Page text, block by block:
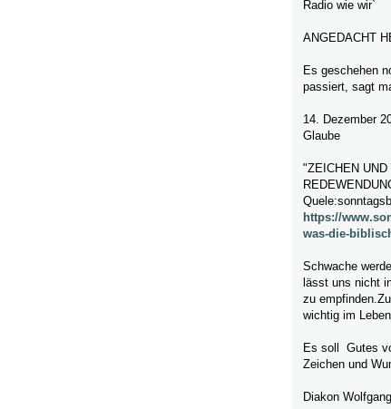
Radio wie wir`
ANGEDACHT
Es geschehen
passiert, sagt
14. Dezember
Glaube
"ZEICHEN
https://
was-die-
Schwache
lässt uns nicht
zu
wichtig im
Es soll Gutes
Zeichen und
Diakon